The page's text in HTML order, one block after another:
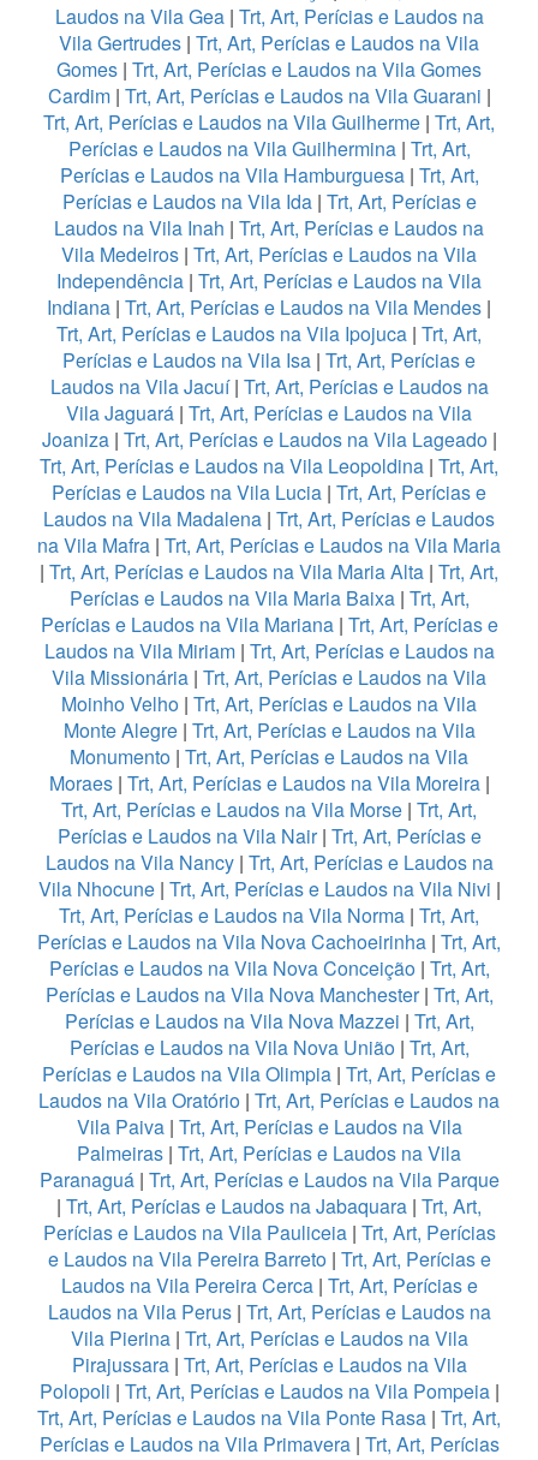
Laudos na Vila Gea| Trt, Art, Perícias e Laudos na
Vila Gertrudes | Trt, Art, Perícias e Laudos na Vila
Gomes | Trt, Art, Perícias e Laudos na Vila Gomes
Cardim| Trt, Art, Perícias e Laudos na Vila Guarani |
Trt, Art, Perícias e Laudos na Vila Guilherme | Trt, Art,
Perícias e Laudos na Vila Guilhermina| Trt, Art,
Perícias e Laudos na Vila Hamburguesa| Trt, Art,
Perícias e Laudos na Vila Ida| Trt, Art, Perícias e
Laudos na Vila Inah | Trt, Art, Perícias e Laudos na
Vila Medeiros | Trt, Art, Perícias e Laudos na Vila
Independência | Trt, Art, Perícias e Laudos na Vila
Indiana | Trt, Art, Perícias e Laudos na Vila Mendes |
Trt, Art, Perícias e Laudos na Vila Ipojuca | Trt, Art,
Perícias e Laudos na Vila Isa | Trt, Art, Perícias e
Laudos na Vila Jacuí| Trt, Art, Perícias e Laudos na
Vila Jaguará | Trt, Art, Perícias e Laudos na Vila
Joaniza| Trt, Art, Perícias e Laudos na Vila Lageado|
Trt, Art, Perícias e Laudos na Vila Leopoldina | Trt, Art,
Perícias e Laudos na Vila Lucia | Trt, Art, Perícias e
Laudos na Vila Madalena | Trt, Art, Perícias e Laudos
na Vila Mafra | Trt, Art, Perícias e Laudos na Vila Maria
| Trt, Art, Perícias e Laudos na Vila Maria Alta | Trt, Art,
Perícias e Laudos na Vila Maria Baixa| Trt, Art,
Perícias e Laudos na Vila Mariana| Trt, Art, Perícias e
Laudos na Vila Miriam| Trt, Art, Perícias e Laudos na
Vila Missionária | Trt, Art, Perícias e Laudos na Vila
Moinho Velho | Trt, Art, Perícias e Laudos na Vila
Monte Alegre| Trt, Art, Perícias e Laudos na Vila
Monumento | Trt, Art, Perícias e Laudos na Vila
Moraes| Trt, Art, Perícias e Laudos na Vila Moreira|
Trt, Art, Perícias e Laudos na Vila Morse | Trt, Art,
Perícias e Laudos na Vila Nair| Trt, Art, Perícias e
Laudos na Vila Nancy| Trt, Art, Perícias e Laudos na
Vila Nhocune| Trt, Art, Perícias e Laudos na Vila Nivi |
Trt, Art, Perícias e Laudos na Vila Norma | Trt, Art,
Perícias e Laudos na Vila Nova Cachoeirinha | Trt, Art,
Perícias e Laudos na Vila Nova Conceição| Trt, Art,
Perícias e Laudos na Vila Nova Manchester| Trt, Art,
Perícias e Laudos na Vila Nova Mazzei | Trt, Art,
Perícias e Laudos na Vila Nova União| Trt, Art,
Perícias e Laudos na Vila Olimpia | Trt, Art, Perícias e
Laudos na Vila Oratório | Trt, Art, Perícias e Laudos na
Vila Paiva| Trt, Art, Perícias e Laudos na Vila
Palmeiras | Trt, Art, Perícias e Laudos na Vila
Paranaguá| Trt, Art, Perícias e Laudos na Vila Parque
| Trt, Art, Perícias e Laudos na Jabaquara | Trt, Art,
Perícias e Laudos na Vila Pauliceia| Trt, Art, Perícias
e Laudos na Vila Pereira Barreto| Trt, Art, Perícias e
Laudos na Vila Pereira Cerca| Trt, Art, Perícias e
Laudos na Vila Perus| Trt, Art, Perícias e Laudos na
Vila Pierina| Trt, Art, Perícias e Laudos na Vila
Pirajussara| Trt, Art, Perícias e Laudos na Vila
Polopoli | Trt, Art, Perícias e Laudos na Vila Pompeia|
Trt, Art, Perícias e Laudos na Vila Ponte Rasa | Trt, Art,
Perícias e Laudos na Vila Primavera| Trt, Art, Perícias